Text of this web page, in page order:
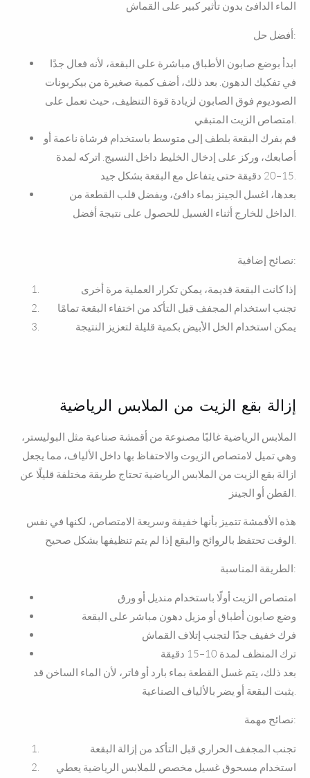
الماء الدافئ بدون تأثير كبير على القماش
أفضل حل:
ابدأ بوضع صابون الأطباق مباشرة على البقعة، لأنه فعال جدًا
في تفكيك الدهون. بعد ذلك، أضف كمية صغيرة من بيكربونات
الصوديوم فوق الصابون لزيادة قوة التنظيف، حيث تعمل على
امتصاص الزيت المتبقي.
قم بفرك البقعة بلطف إلى متوسط باستخدام فرشاة ناعمة أو
أصابعك، وركز على إدخال الخليط داخل النسيج. اتركه لمدة
15–20 دقيقة حتى يتفاعل مع البقعة بشكل جيد.
بعدها، اغسل الجينز بماء دافئ، ويفضل قلب القطعة من
الداخل للخارج أثناء الغسيل للحصول على نتيجة أفضل.
نصائح إضافية:
إذا كانت البقعة قديمة، يمكن تكرار العملية مرة أخرى
تجنب استخدام المجفف قبل التأكد من اختفاء البقعة تمامًا
يمكن استخدام الخل الأبيض بكمية قليلة لتعزيز النتيجة
إزالة بقع الزيت من الملابس الرياضية
الملابس الرياضية غالبًا مصنوعة من أقمشة صناعية مثل البوليستر،
وهي تميل لامتصاص الزيوت والاحتفاظ بها داخل الألياف، مما يجعل
ازالة بقع الزيت من الملابس الرياضية تحتاج طريقة مختلفة قليلًا عن
هذه الأقمشة تتميز بأنها خفيفة وسريعة الامتصاص، لكنها في نفس
الوقت تحتفظ بالروائح والبقع إذا لم يتم تنظيفها بشكل صحيح.
الطريقة المناسبة:
امتصاص الزيت أولًا باستخدام منديل أو ورق
وضع صابون أطباق أو مزيل دهون مباشر على البقعة
فرك خفيف جدًا لتجنب إتلاف القماش
ترك المنظف لمدة 10–15 دقيقة
بعد ذلك، يتم غسل القطعة بماء بارد أو فاتر، لأن الماء الساخن قد
نصائح مهمة:
تجنب المجفف الحراري قبل التأكد من إزالة البقعة
استخدام مسحوق غسيل مخصص للملابس الرياضية يعطي